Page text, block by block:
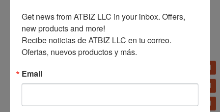
SKU:1850 Categorías: Línea blanca
Get news from ATBIZ LLC in your inbox. Offers,
new products and more!
Recibe noticias de ATBIZ LLC en tu correo.
Ofertas, nuevos productos y más.
Email